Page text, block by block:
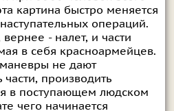
картина быстро меняется
операций.
- налет, и части
в себя красноармейцев.
не дают
части, производить
в поступающем людском
чего начинается